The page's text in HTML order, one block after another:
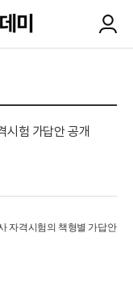
시험 가답안 공개
자격시험의 책형별 가답안